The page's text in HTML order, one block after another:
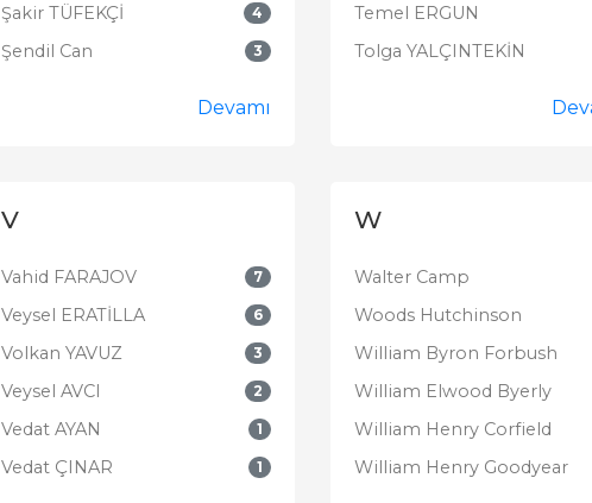
Şakir TÜFEKÇİ 4
Şendil Can 3
Devamı
Temel ERGUN
Tolga YALÇINTEKİN
V
Vahid FARAJOV 7
Veysel ERATİLLA 6
Volkan YAVUZ 3
Veysel AVCI 2
Vedat AYAN 1
Vedat ÇINAR 1
W
Walter Camp
Woods Hutchinson
William Byron Forbush
William Elwood Byerly
William Henry Corfield
William Henry Goodyear